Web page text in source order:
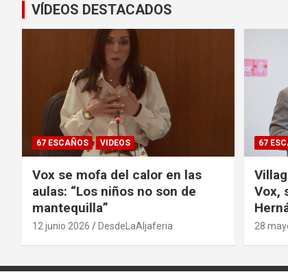
VÍDEOS DESTACADOS
67 ESCAÑOS VIDEOS
Vox se mofa del calor en las
aulas: “Los niños no son de
mantequilla”
12 junio 2026 DesdeLaAljaferia
67
Vox,
28